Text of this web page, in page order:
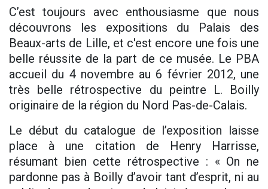
C’est toujours avec enthousiasme que nous
découvrons les expositions du Palais des
Beaux-arts de Lille, et c'est encore une fois une
belle réussite de la part de ce musée. Le PBA
accueil du 4 novembre au 6 février 2012, une
très belle rétrospective du peintre L. Boilly
originaire de la région du Nord Pas-de-Calais.
Le début du catalogue de l’exposition laisse
place à une citation de Henry Harrisse,
résumant bien cette rétrospective : « On ne
pardonne pas à Boilly d’avoir tant d’esprit, ni au